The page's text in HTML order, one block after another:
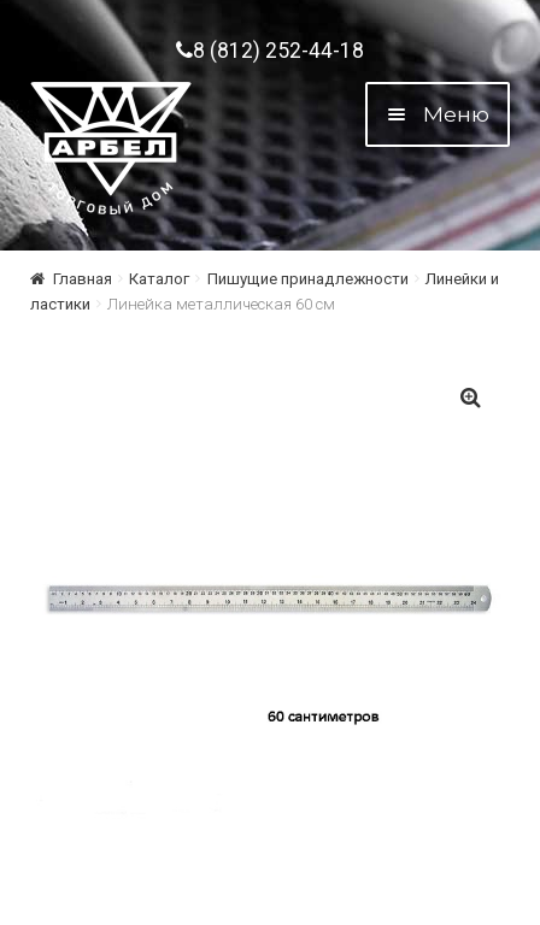
Перейти к навигации
Перейти к содержимому8 (812) 252-44-18
Меню
Главная Каталог Пишущие принадлежности
Линейки и
ластики
Линейка металлическая 60 см